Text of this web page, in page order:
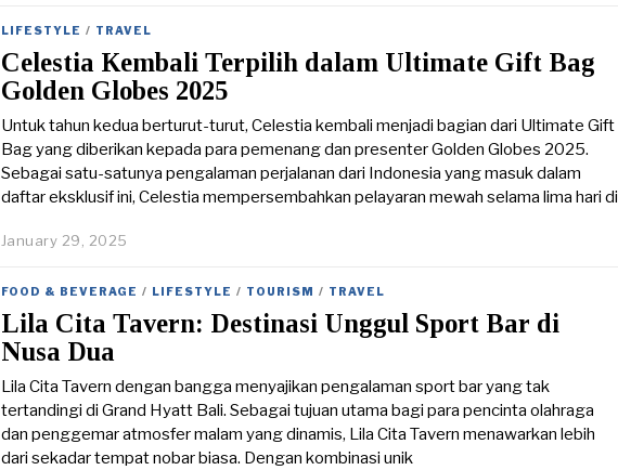
LIFESTYLE / TRAVEL
Celestia Kembali Terpilih dalam Ultimate Gift Bag
Golden Globes 2025
Untuk tahun kedua berturut-turut, Celestia kembali menjadi bagian dari Ultimate Gift
Bag yang diberikan kepada para pemenang dan presenter Golden Globes 2025.
Sebagai satu-satunya pengalaman perjalanan dari Indonesia yang masuk dalam
daftar eksklusif ini, Celestia mempersembahkan pelayaran mewah selama lima hari di
January 29, 2025
u
a
r
9
,
2
0
FOOD & BEVERAGE / LIFESTYLE / TOURISM / TRAVEL
Lila Cita Tavern: Destinasi Unggul Sport Bar di
Nusa Dua
Lila Cita Tavern dengan bangga menyajikan pengalaman sport bar yang tak
tertandingi di Grand Hyatt Bali. Sebagai tujuan utama bagi para pencinta olahraga
dan penggemar atmosfer malam yang dinamis, Lila Cita Tavern menawarkan lebih
dari sekadar tempat nobar biasa. Dengan kombinasi unik